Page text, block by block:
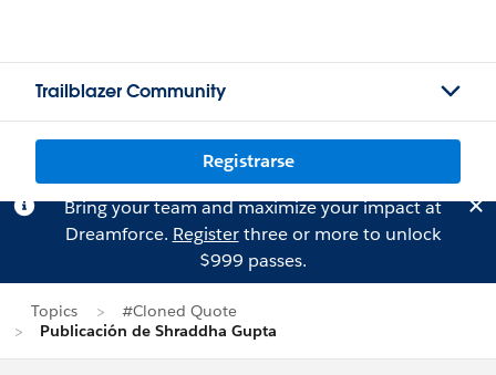
Trailblazer Community
Registrarse
Bring your team and maximize your impact at
Dreamforce. Registerthree or more to unlock
$999 passes.
Topics
#Cloned Quote
Publicación de Shraddha Gupta